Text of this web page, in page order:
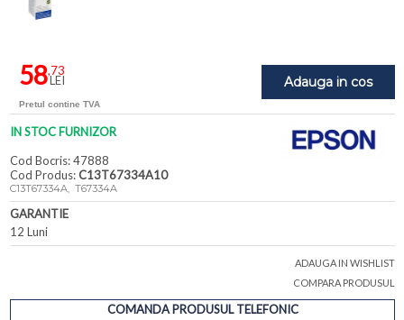
Adauga in cos
58,73
LEI
Pretul contine TVA
IN STOC FURNIZOR
Cod Bocris: 47888
Cod Produs:C13T67334A10
C13T67334A, T67334A
GARANTIE
12 Luni
ADAUGA IN WISHLIST
COMPARA PRODUSUL
COMANDA PRODUSUL TELEFONIC